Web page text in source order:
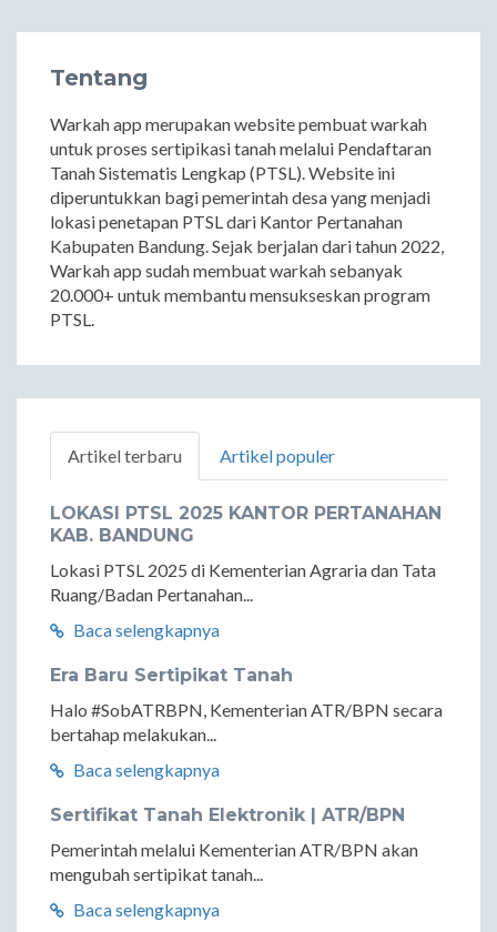
Tentang
Warkah app merupakan website pembuat warkah
untuk proses sertipikasi tanah melalui Pendaftaran
Tanah Sistematis Lengkap (PTSL). Website ini
diperuntukkan bagi pemerintah desa yang menjadi
lokasi penetapan PTSL dari Kantor Pertanahan
Kabupaten Bandung. Sejak berjalan dari tahun 2022,
Warkah app sudah membuat warkah sebanyak
20.000+ untuk membantu mensukseskan program
PTSL.
Artikel terbaru Artikel populer
LOKASI PTSL 2025 KANTOR PERTANAHAN
KAB. BANDUNG
Lokasi PTSL 2025 di Kementerian Agraria dan Tata
Ruang/Badan Pertanahan...
Baca selengkapnya
Era Baru Sertipikat Tanah
Halo #SobATRBPN, Kementerian ATR/BPN secara
bertahap melakukan...
Baca selengkapnya
Sertifikat Tanah Elektronik | ATR/BPN
Pemerintah melalui Kementerian ATR/BPN akan
mengubah sertipikat tanah...
Baca selengkapnya